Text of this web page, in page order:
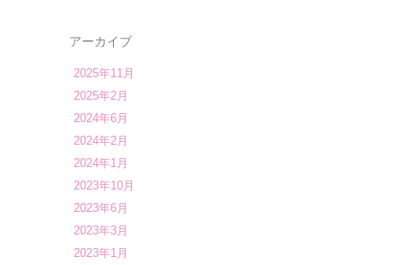
アーカイブ
2025年11月
2025年2月
2024年6月
2024年2月
2024年1月
2023年10月
2023年6月
2023年3月
2023年1月